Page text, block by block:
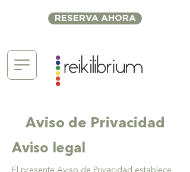
RESERVA AHORA
Aviso de Privacidad
Aviso legal
El presente Aviso de Privacidad establece